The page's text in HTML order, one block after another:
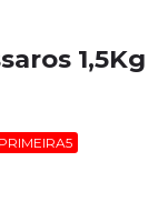
1,5Kg